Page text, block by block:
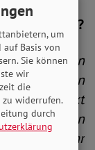
geben?
etwa ein
an, brauchen
ePA müssen
mehr
um
Basis von
Sie können
wir
die
widerrufen.
durch